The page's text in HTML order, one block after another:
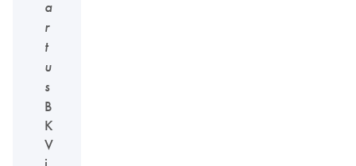
a
r
t
u
s
B
K
V